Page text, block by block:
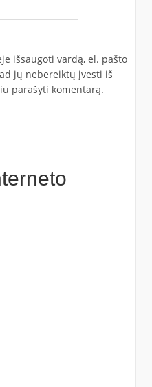
išsaugoti vardą, el. pašto
jų nebereiktų įvesti iš
parašyti komentarą.